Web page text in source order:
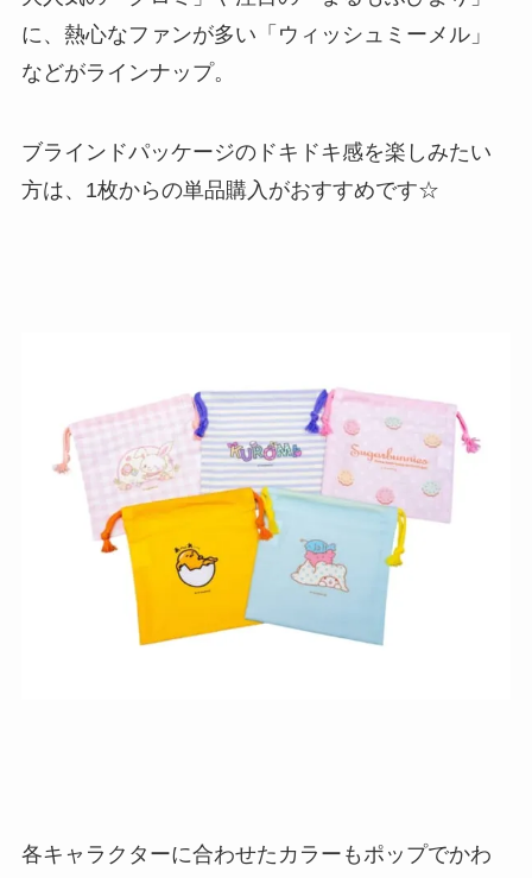
に、熱心なファンが多い「ウィッシュミーメル」
などがラインナップ。
ブラインドパッケージのドキドキ感を楽しみたい
方は、1枚からの単品購入がおすすめです☆
各キャラクターに合わせたカラーもポップでかわ